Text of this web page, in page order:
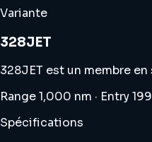
Variante
328JET
328JET est un membre
Range 1,000 nm · Entry
Spécifications